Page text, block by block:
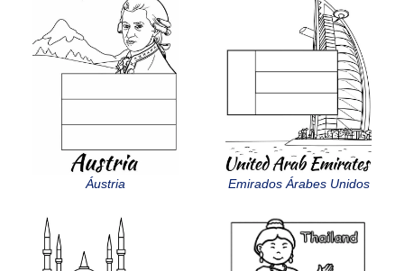
Áustria Emirados Árabes Unidos